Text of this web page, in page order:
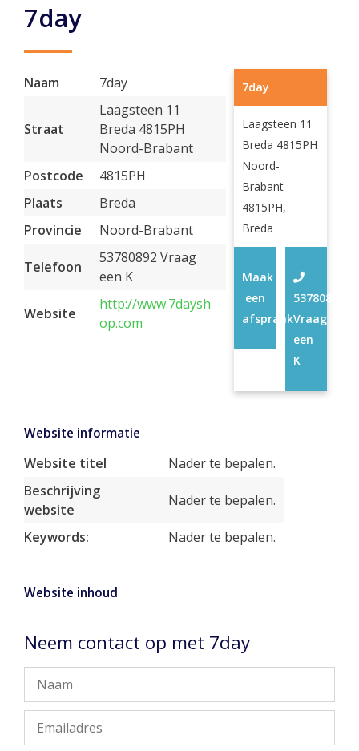
7day
Naam 7day
Straat
Laagsteen 11
Breda 4815PH
Noord-Brabant
Postcode
4815PH
Plaats
Breda
Provincie
Noord-Brabant
Telefoon
53780892 Vraag
een K
Website
http://www.7daysh
op.com
7day
Laagsteen 11
Breda 4815PH
Noord-
Brabant
4815PH,
Breda
53780892
Vraag
een
K
Maak
een
afspraak
Website informatie
Website titel
Nader te bepalen.
Beschrijving
website
Nader te bepalen.
Keywords: Nader te bepalen.
Website inhoud
Neem contact op met 7day